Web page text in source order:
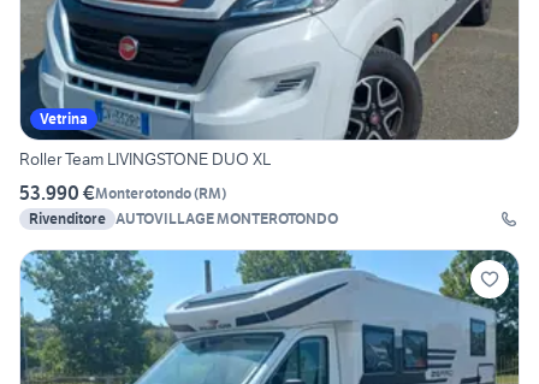
Vetrina
Roller Team LIVINGSTONE DUO XL
53.990 €Monterotondo(RM)
Rivenditore AUTOVILLAGE MONTEROTONDO